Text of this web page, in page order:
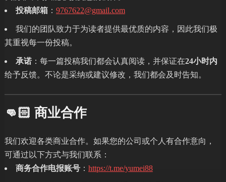
投稿邮箱： 9767622@gmail.com
我们的团队致力于为读者提供最优质的内容，因此我们极
其重视每一份投稿。
承诺：每一篇投稿我们都会认真阅读，并保证在24小时内
给予反馈。不论是采纳或建议修改，我们都会及时告知。
👊🏻 商业合作
我们欢迎各类商业合作。如果您的公司或个人有合作意向，
可通过以下方式与我们联系：
商务合作电报账号： https://t.me/yumei88